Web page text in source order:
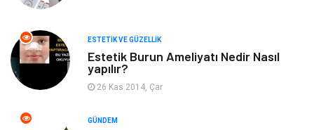
Güzellik
Beslenme
Psikolojik Hastalıklar
Kanser
ESTETIK VE GÜZELLIK
Estetik Burun Ameliyatı Nedir Nasıl
yapılır?
26 Kas 2014, Çar
GÜNDEM